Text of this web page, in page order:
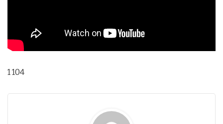
1 104